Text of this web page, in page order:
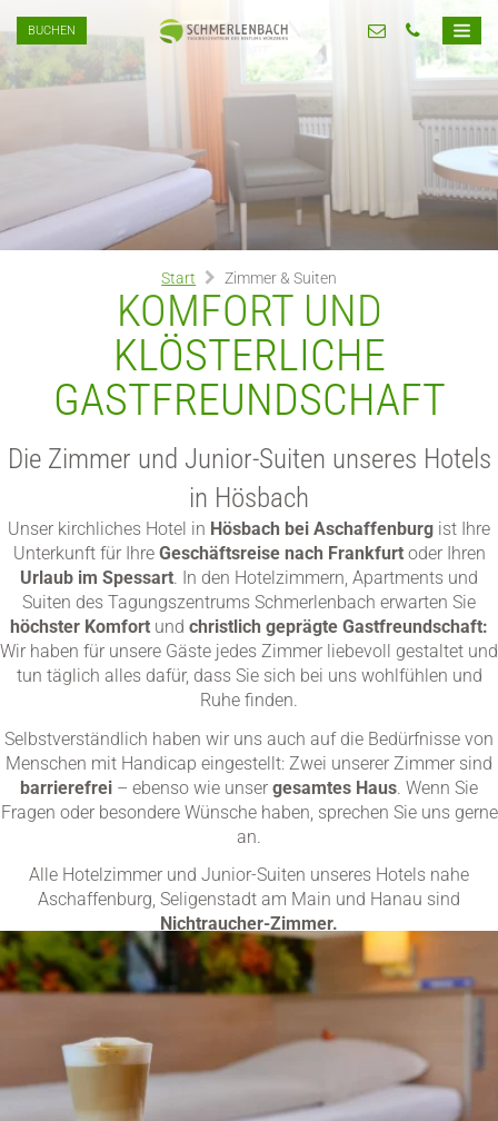
BUCHEN
Start Zimmer & Suiten
KOMFORT UND
KLÖSTERLICHE
GASTFREUNDSCHAFT
Die Zimmer und Junior-Suiten unseres Hotels
in Hösbach
Unser kirchliches Hotel in Hösbach bei Aschaffenburg ist Ihre
Unterkunft für Ihre Geschäftsreise nach Frankfurtoder Ihren
Urlaub im Spessart. In den Hotelzimmern, Apartments und
Suiten des Tagungszentrums Schmerlenbach erwarten Sie
höchster Komfort und christlich geprägte Gastfreundschaft:
Wir haben für unsere Gäste jedes Zimmer liebevoll gestaltet und
tun täglich alles dafür, dass Sie sich bei uns wohlfühlen und
Ruhe finden.
Selbstverständlich haben wir uns auch auf die Bedürfnisse von
Menschen mit Handicap eingestellt: Zwei unserer Zimmer sind
barrierefrei – ebenso wie unser gesamtes Haus. Wenn Sie
Fragen oder besondere Wünsche haben, sprechen Sie uns gerne
an.
Alle Hotelzimmer und Junior-Suiten unseres Hotels nahe
Aschaffenburg, Seligenstadt am Main und Hanau sind
Nichtraucher-Zimmer.